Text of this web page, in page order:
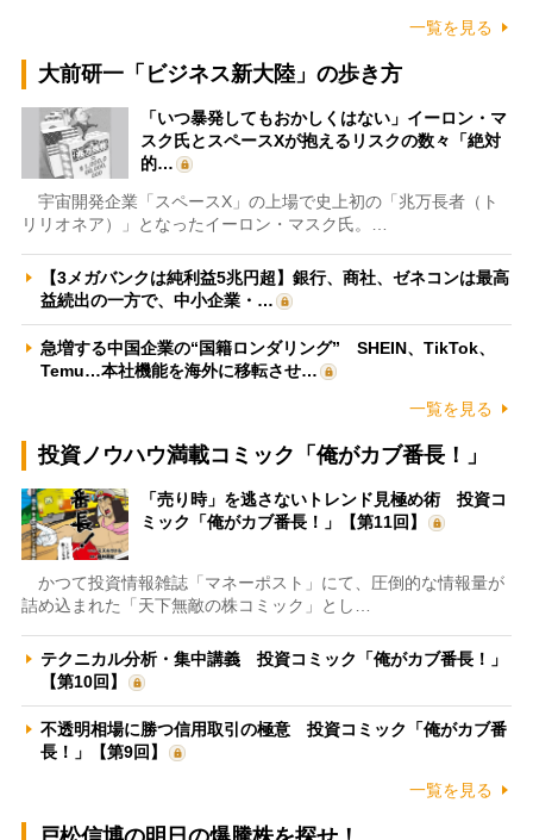
一覧を見る
大前研一「ビジネス新大陸」の歩き方
「いつ暴発してもおかしくはない」イーロン・マ
スク氏とスペースXが抱えるリスクの数々「絶対
的…
宇宙開発企業「スペースX」の上場で史上初の「兆万長者（ト
リリオネア）」となったイーロン・マスク氏。…
【3メガバンクは純利益5兆円超】銀行、商社、ゼネコンは最高
益続出の一方で、中小企業・…
急増する中国企業の“国籍ロンダリング” SHEIN、TikTok、
Temu…本社機能を海外に移転させ…
一覧を見る
投資ノウハウ満載コミック「俺がカブ番長！」
「売り時」を逃さないトレンド見極め術 投資コ
ミック「俺がカブ番長！」【第11回】
かつて投資情報雑誌「マネーポスト」にて、圧倒的な情報量が
詰め込まれた「天下無敵の株コミック」とし…
テクニカル分析・集中講義 投資コミック「俺がカブ番長！」
【第10回】
不透明相場に勝つ信用取引の極意 投資コミック「俺がカブ番
長！」【第9回】
一覧を見る